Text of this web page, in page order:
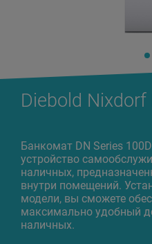
Diebold Nixdorf
Банкомат DN Series
устройство
наличных,
внутри помещений.
модели, вы сможете
максимально удобный
наличных.